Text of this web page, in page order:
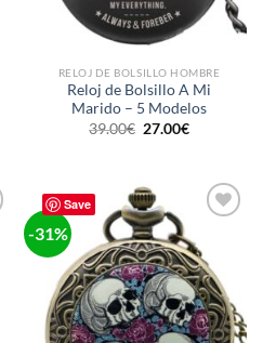
RELOJ DE BOLSILLO HOMBRE
Reloj de Bolsillo A Mi
Marido – 5 Modelos
39.00€ El
39.00€.
27.00€El
27.00€.
Save
-31%
Ajouter
à la liste
de
souhaits